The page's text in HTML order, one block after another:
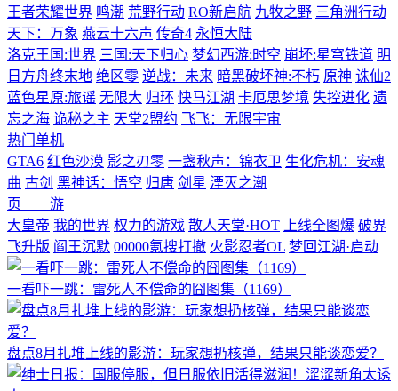
王者荣耀世界 鸣潮 荒野行动 RO新启航 九牧之野 三角洲行动
天下：万象 燕云十六声 传奇4 永恒大陆
洛克王国:世界 三国:天下归心 梦幻西游:时空 崩坏:星穹铁道 明
日方舟终末地 绝区零 逆战：未来 暗黑破坏神:不朽 原神 诛仙2
蓝色星原:旅谣 无限大 归环 快马江湖 卡厄思梦境 失控进化 遗
忘之海 诡秘之主 天堂2盟约 飞飞：无限宇宙
热门单机
GTA6 红色沙漠 影之刃零 一盏秋声：锦衣卫 生化危机：安魂
曲 古剑 黑神话：悟空 归唐 剑星 湮灭之潮
页 游
大皇帝 我的世界 权力的游戏 散人天堂·HOT 上线全图爆 破界
飞升版 阎王沉默 00000氪搜打撤 火影忍者OL 梦回江湖·启动
一看吓一跳：雷死人不偿命的囧图集（1169）
盘点8月扎堆上线的影游：玩家想扔核弹，结果只能谈恋爱？